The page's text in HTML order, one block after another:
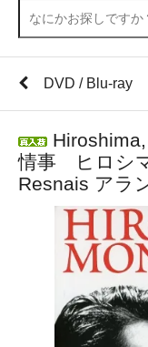
DVD / Blu-ray
情事 ヒロシ
Resnais アラ